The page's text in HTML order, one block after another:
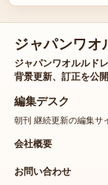
ジャパンワオ
ジャパンワオルルド
背景更新、訂正を公開
編集デスク
朝刊 継続更新の編集サ
会社概要
お問い合わせ